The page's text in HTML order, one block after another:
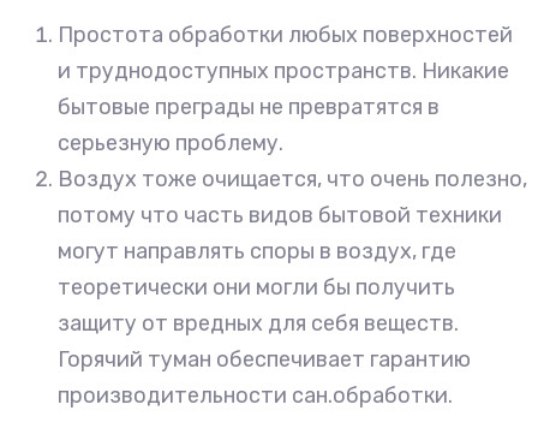
Простота обработки любых поверхностей
и труднодоступных пространств. Никакие
бытовые преграды не превратятся в
серьезную проблему.
Воздух тоже очищается, что очень полезно,
потому что часть видов бытовой техники
могут направлять споры в воздух, где
теоретически они могли бы получить
защиту от вредных для себя веществ.
Горячий туман обеспечивает гарантию
производительности сан.обработки.